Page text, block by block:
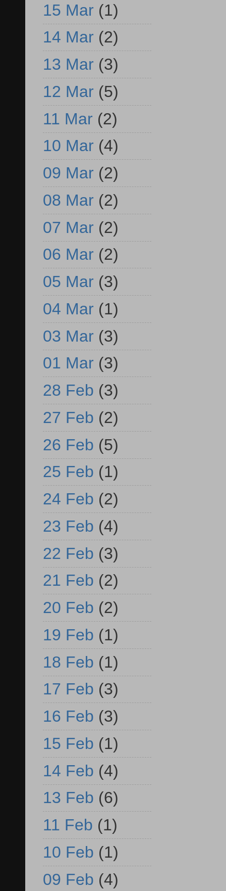
15 Mar (1)
14 Mar (2)
13 Mar (3)
12 Mar (5)
11 Mar (2)
10 Mar (4)
09 Mar (2)
08 Mar (2)
07 Mar (2)
06 Mar (2)
05 Mar (3)
04 Mar (1)
03 Mar (3)
01 Mar (3)
28 Feb (3)
27 Feb (2)
26 Feb (5)
25 Feb (1)
24 Feb (2)
23 Feb (4)
22 Feb (3)
21 Feb (2)
20 Feb (2)
19 Feb (1)
18 Feb (1)
17 Feb (3)
16 Feb (3)
15 Feb (1)
14 Feb (4)
13 Feb (6)
11 Feb (1)
10 Feb (1)
09 Feb (4)